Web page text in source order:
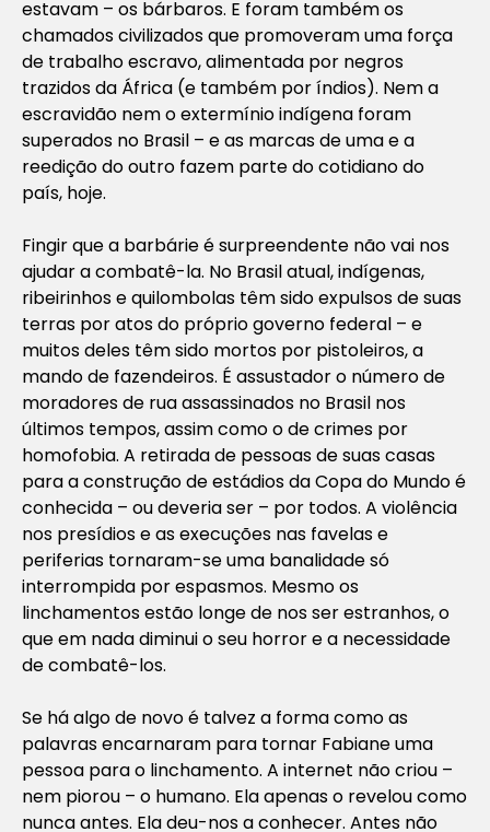
estavam – os bárbaros. E foram também os
chamados civilizados que promoveram uma força
de trabalho escravo, alimentada por negros
trazidos da África (e também por índios). Nem a
escravidão nem o extermínio indígena foram
superados no Brasil – e as marcas de uma e a
reedição do outro fazem parte do cotidiano do
país, hoje.
Fingir que a barbárie é surpreendente não vai nos
ajudar a combatê-la. No Brasil atual, indígenas,
ribeirinhos e quilombolas têm sido expulsos de suas
terras por atos do próprio governo federal – e
muitos deles têm sido mortos por pistoleiros, a
mando de fazendeiros. É assustador o número de
moradores de rua assassinados no Brasil nos
últimos tempos, assim como o de crimes por
homofobia. A retirada de pessoas de suas casas
para a construção de estádios da Copa do Mundo é
conhecida – ou deveria ser – por todos. A violência
nos presídios e as execuções nas favelas e
periferias tornaram-se uma banalidade só
interrompida por espasmos. Mesmo os
linchamentos estão longe de nos ser estranhos, o
que em nada diminui o seu horror e a necessidade
de combatê-los.
Se há algo de novo é talvez a forma como as
palavras encarnaram para tornar Fabiane uma
pessoa para o linchamento. A internet não criou –
nem piorou – o humano. Ela apenas o revelou como
nunca antes. Ela deu-nos a conhecer. Antes não